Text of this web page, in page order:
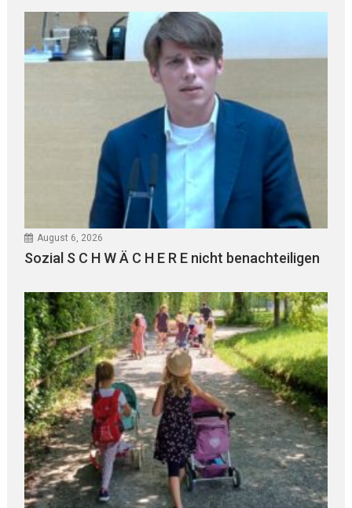
August 6, 2026
Sozial S C H W Ä C H E R E nicht benachteiligen